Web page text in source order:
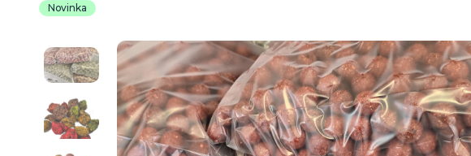
Novinka